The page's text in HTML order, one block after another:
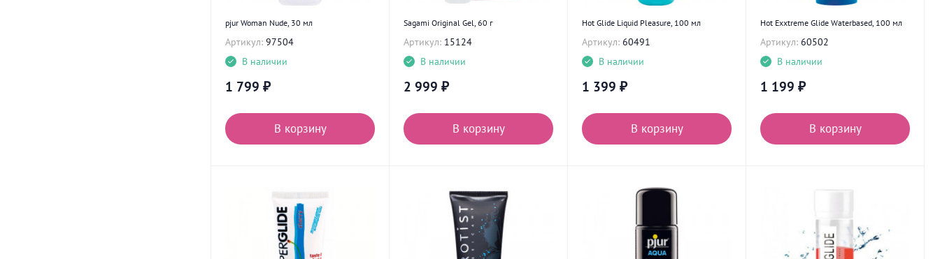
pjur Woman Nude, 30 мл
Артикул: 97504
В наличии
1 799 ₽
В корзину
Sagami Original Gel, 60 г
Артикул: 15124
В наличии
2 999 ₽
В корзину
Hot Glide Liquid Pleasure, 100 мл
Артикул: 60491
В наличии
1 399 ₽
В корзину
Hot Exxtreme Glide Waterbased, 100 мл
Артикул: 60502
В наличии
1 199 ₽
В корзину